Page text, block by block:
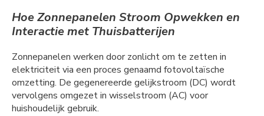
Hoe Zonnepanelen Stroom Opwekken en
Interactie met Thuisbatterijen
Zonnepanelen werken door zonlicht om te zetten in
elektriciteit via een proces genaamd fotovoltaïsche
omzetting. De gegenereerde gelijkstroom (DC) wordt
vervolgens omgezet in wisselstroom (AC) voor
huishoudelijk gebruik.